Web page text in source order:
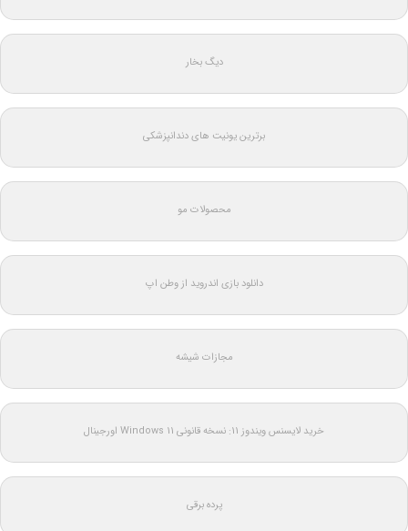
دیگ بخار
برترین یونیت های دندانپزشکی
محصولات مو
دانلود بازی اندروید از وطن اپ
مجازات شیشه
خرید لایسنس ویندوز 11: نسخه قانونی Windows 11 اورجینال
پرده برقی